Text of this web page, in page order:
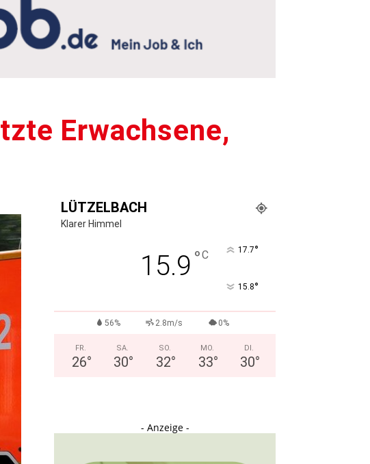
Erwachsene,
LÜTZELBACH
Klarer Himmel
15.9 °C 17.7°
15.8°
56% 2.8m/s 0%
FR.
26°
SA.
30°
SO.
32°
MO.
33°
DI.
30°
- Anzeige -